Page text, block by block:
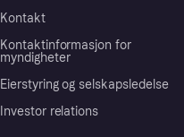
Kontakt
Kontaktinformasjon for
myndigheter
Eierstyring og selskapsledelse
Investor relations